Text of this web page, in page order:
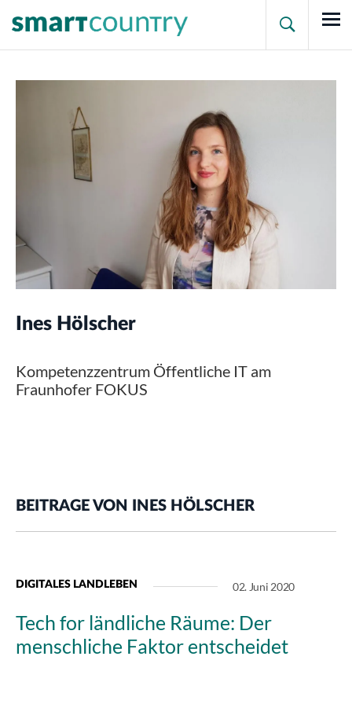

Ines Hölscher
Kompetenzzentrum Öffentliche IT am
Fraunhofer FOKUS
BEITRAGE VON INES HÖLSCHER
DIGITALES LANDLEBEN 02. Juni 2020
Tech for ländliche Räume: Der
menschliche Faktor entscheidet